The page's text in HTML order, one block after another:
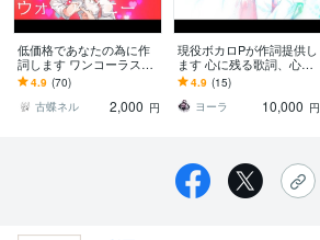
低価格であなたの為に作
詞します ワンコーラス？
フルサイズ？詞先・曲先
なんでもok
4.9 (70)
古蝶ネル
2,000 円
現役ボカロPが作詞提供し
ます 心に残る歌詞、心が
動く歌詞を書きます
4.9 (15)
ヨーラ
10,000 円